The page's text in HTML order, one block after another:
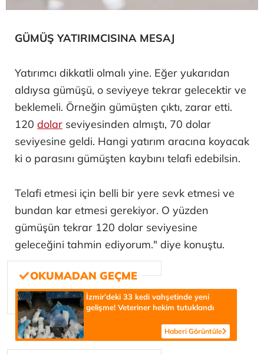
GÜMÜŞ YATIRIMCISINA MESAJ
Yatırımcı dikkatli olmalı yine. Eğer yukarıdan
aldıysa gümüşü, o seviyeye tekrar gelecektir ve
beklemeli. Örneğin gümüşten çıktı, zarar etti.
120 dolar seviyesinden almıştı, 70 dolar
seviyesine geldi. Hangi yatırım aracına koyacak
ki o parasını gümüşten kaybını telafi edebilsin.
Telafi etmesi için belli bir yere sevk etmesi ve
bundan kar etmesi gerekiyor. O yüzden
gümüşün tekrar 120 dolar seviyesine
geleceğini tahmin ediyorum." diye konuştu.
İzmir’deki 33 kedi vahşetinde yeni
gelişme! Veteriner hekim tutuklandı
Haberi Görüntüle